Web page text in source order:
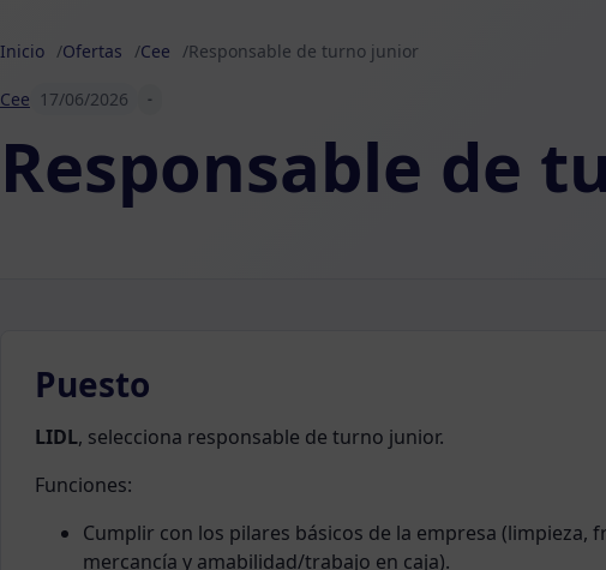
Inicio Ofertas Cee Responsable de turno junior
Cee 17/06/2026 -
Responsable de
Puesto
LIDL, selecciona responsable de turno junior.
Funciones:
Cumplir con los pilares básicos de la empresa (limpieza,
mercancía y amabilidad/trabajo en caja).